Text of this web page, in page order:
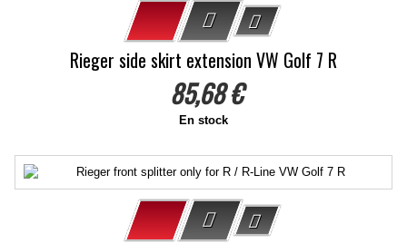
Rieger side skirt extension VW Golf 7 R
85,68 €
En stock